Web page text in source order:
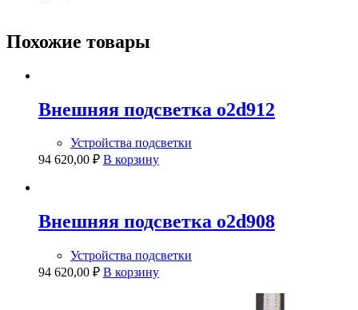
Похожие товары
Внешняя подсветка o2d912
Устройства подсветки
94 620,00 ₽ В корзину
Внешняя подсветка o2d908
Устройства подсветки
94 620,00 ₽ В корзину